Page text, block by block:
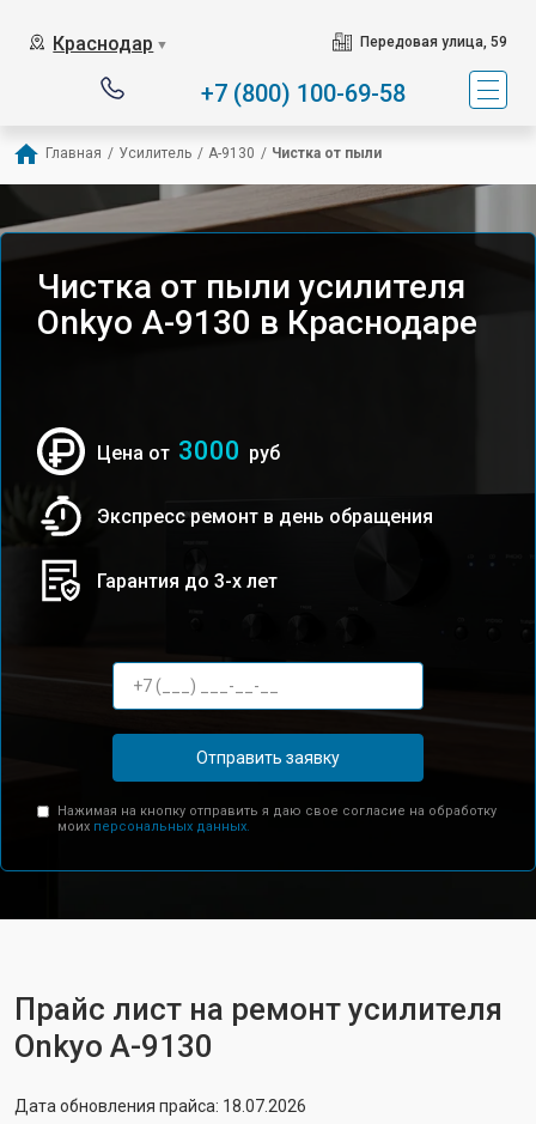
Краснодар ▼ Передовая улица, 59
+7 (800) 100-69-58
Главная / Усилитель / A-9130 / Чистка от пыли
Чистка от пыли усилителя
Onkyo A-9130 в Краснодаре
Цена от 3000 руб
Экспресс ремонт в день обращения
Гарантия до 3-х лет
Отправить заявку
Нажимая на кнопку отправить я даю свое согласие на обработку
моих персональных данных.
Прайс лист на ремонт усилителя
Onkyo A-9130
Дата обновления прайса: 18.07.2026